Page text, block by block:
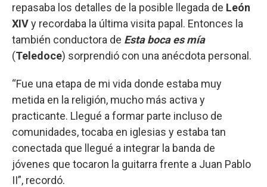
repasaba los detalles de la posible llegada de León
XIVy recordaba la última visita papal. Entonces la
también conductora de Esta boca es mía
(Teledoce) sorprendió con una anécdota personal.
“Fue una etapa de mi vida donde estaba muy
metida en la religión, mucho más activa y
practicante. Llegué a formar parte incluso de
comunidades, tocaba en iglesias y estaba tan
conectada que llegué a integrar la banda de
jóvenes que tocaron la guitarra frente a Juan Pablo
II”, recordó.